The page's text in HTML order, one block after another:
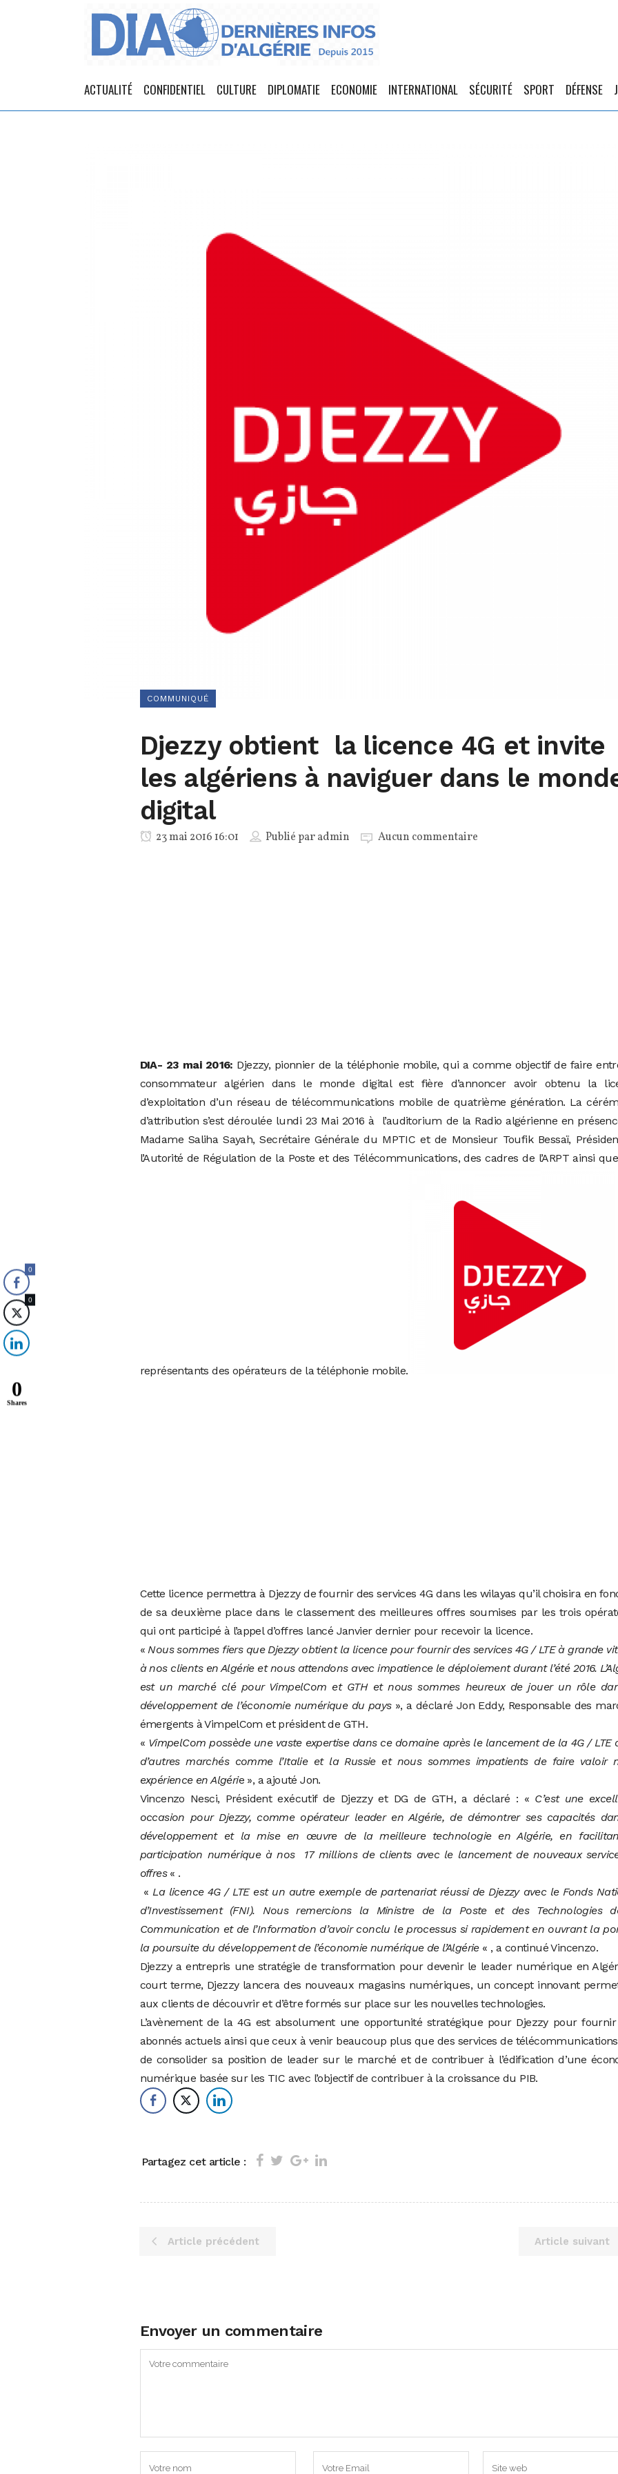
ACTUALITÉ CONFIDENTIEL CULTURE DIPLOMATIE ECONOMIE INTERNATIONAL SÉCURITÉ SPORT DÉFENSE
COMMUNIQUÉ
Djezzy obtient la licence 4G et invite
les algériens à naviguer dans le
digital
23 mai 2016 16:01 Publié paradmin Aucun commentaire
DIA- 23 mai 2016: Djezzy, pionnier de la téléphonie mobile, qui a comme objectif de faire
consommateur algérien dans le monde digital est fière d’annoncer avoir obtenu la
d’exploitation d’un réseau de télécommunications mobile de quatrième génération. La
d’attribution s’est déroulée lundi 23 Mai 2016 à l’auditorium de la Radio algérienne en
Madame Saliha Sayah, Secrétaire Générale du MPTIC et de Monsieur Toufik Bessaï,
l’Autorité de Régulation de la Poste et des Télécommunications, des cadres de l’ARPT ainsi
représentants des opérateurs de la téléphonie mobile.
Cette licence permettra à Djezzy de fournir des services 4G dans les wilayas qu’il choisira en
de sa deuxième place dans le classement des meilleures offres soumises par les trois
qui ont participé à l’appel d’offres lancé Janvier dernier pour recevoir la licence.
«Nous sommes fiers que Djezzy obtient la licence pour fournir des services 4G / LTE à grande
à nos clients en Algérie et nous attendons avec impatience le déploiement durant l’été 2016.
est un marché clé pour VimpelCom et GTH et nous sommes heureux de jouer un rôle
développement de l’économie numérique du pays», a déclaré Jon Eddy, Responsable des
émergents à VimpelCom et président de GTH.
« VimpelCom possède une vaste expertise dans ce domaine après le lancement de la 4G / LTE
d’autres marchés comme l’Italie et la Russie et nous sommes impatients de faire valoir
expérience en Algérie », a ajouté Jon.
Vincenzo Nesci, Président exécutif de Djezzy et DG de GTH, a déclaré : « C’est une
occasion pour Djezzy, comme opérateur leader en Algérie, de démontrer ses capacités
développement et la mise en œuvre de la meilleure technologie en Algérie, en
participation numérique à nos 17 millions de clients avec le lancement de nouveaux
offres« .
«La licence 4G / LTE est un autre exemple de partenariat réussi de Djezzy avec le Fonds
d’Investissement (FNI). Nous remercions la Ministre de la Poste et des Technologies
Communication et de l’Information d’avoir conclu le processus si rapidement en ouvrant la
la poursuite du développement de l’économie numérique de l’Algérie« , a continué Vincenzo.
Djezzy a entrepris une stratégie de transformation pour devenir le leader numérique en
court terme, Djezzy lancera des nouveaux magasins numériques, un concept innovant
aux clients de découvrir et d’être formés sur place sur les nouvelles technologies.
L’avènement de la 4G est absolument une opportunité stratégique pour Djezzy pour
abonnés actuels ainsi que ceux à venir beaucoup plus que des services de
de consolider sa position de leader sur le marché et de contribuer à l’édification d’une
numérique basée sur les TIC avec l’objectif de contribuer à la croissance du PIB.
Partagez cet article :
Article précédent Article suivant
Envoyer un commentaire
0
0
0
Shares